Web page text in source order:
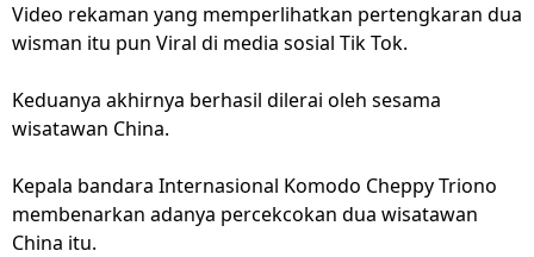
Video rekaman yang memperlihatkan pertengkaran dua
wisman itu pun Viral di media sosial Tik Tok.
Keduanya akhirnya berhasil dilerai oleh sesama
wisatawan China.
Kepala bandara Internasional Komodo Cheppy Triono
membenarkan adanya percekcokan dua wisatawan
China itu.